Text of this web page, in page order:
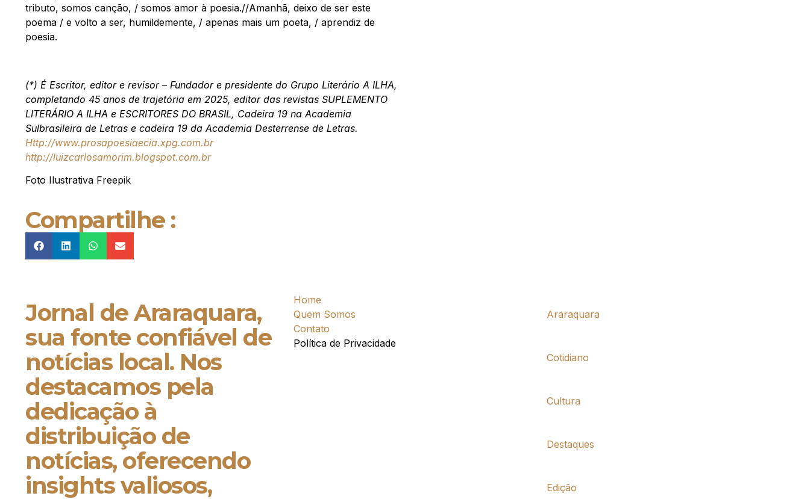
tributo, somos canção, / somos amor à poesia.//Amanhã, deixo de ser este
poema / e volto a ser, humildemente, / apenas mais um poeta, / aprendiz de
poesia.
(*) É Escritor, editor e revisor – Fundador e presidente do Grupo Literário A ILHA,
completando 45 anos de trajetória em 2025, editor das revistas SUPLEMENTO
LITERÁRIO A ILHA e ESCRITORES DO BRASIL, Cadeira 19 na Academia
Sulbrasileira de Letras e cadeira 19 da Academia Desterrense de Letras.
Http://www.prosapoesiaecia.xpg.com.br
http://luizcarlosamorim.blogspot.com.br
Foto Ilustrativa Freepik
Compartilhe :
Jornal de Araraquara,
sua fonte confiável de
notícias local. Nos
destacamos pela
dedicação à
distribuição de
notícias, oferecendo
insights valiosos,
Home
Quem Somos
Contato
Política de Privacidade
Araraquara
Cotidiano
Cultura
Destaques
Edição